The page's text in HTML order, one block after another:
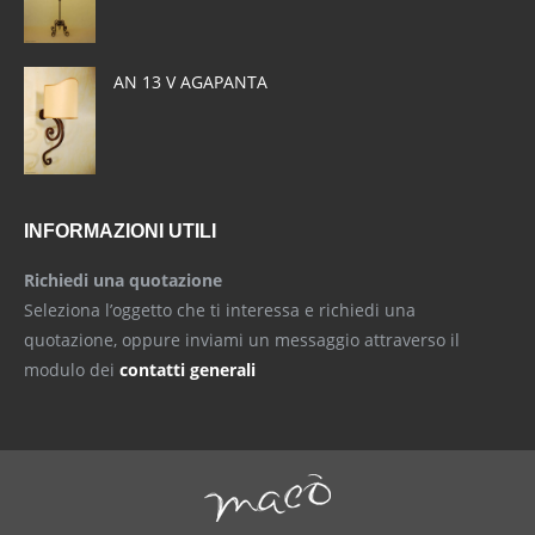
AN 13 V AGAPANTA
INFORMAZIONI UTILI
Richiedi una quotazione
Seleziona l’oggetto che ti interessa e richiedi una
quotazione, oppure inviami un messaggio attraverso il
modulo dei contatti generali